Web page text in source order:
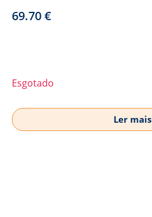
69.70€
Esgotado
Ler mais